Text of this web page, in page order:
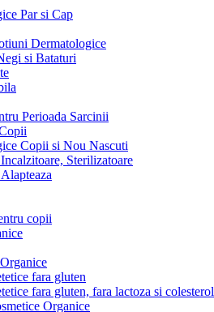
Par si Cap
Dermatologice
si Bataturi
Perioada Sarcinii
Copii si Nou Nascuti
Sterilizatoare
copii
fara gluten
fara gluten, fara lactoza si colesterol
Organice